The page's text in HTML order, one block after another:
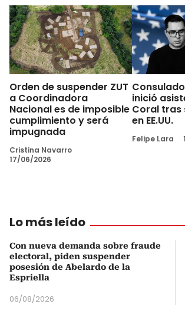
Orden de suspender ZUT
a Coordinadora
Nacional es de imposible
cumplimiento y será
impugnada
Cristina Navarro
17/06/2026
inició
Coral tras
en EE.UU.
Felipe Lara
Lo más leído
Con nueva demanda sobre fraude
electoral, piden suspender
posesión de Abelardo de la
Espriella
06/08/2026